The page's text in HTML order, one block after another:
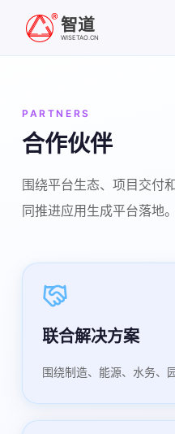
智道
WISETAO.CN
PARTNERS
合作伙伴
围绕平台生态、项目交付
同推进应用生成平台落地。
联合解决方案
围绕制造、能源、水务、